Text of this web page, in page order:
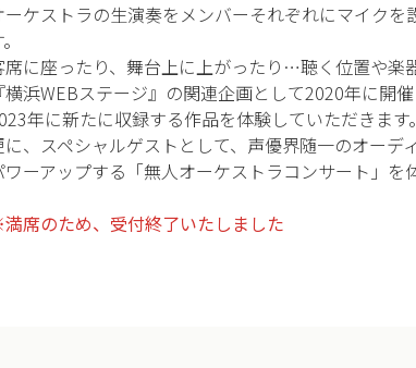
ーケストラの生演奏をメンバーそれぞれにマイク
席に座ったり、舞台上に上がったり…聴く位置や楽
横浜WEBステージ』の関連企画として2020年に
年に新たに収録する作品を体験していただきます。
に、スペシャルゲストとして、声優界随一のオーデ
ワーアップする「無人オーケストラコンサート」を
席のため、受付終了いたしました